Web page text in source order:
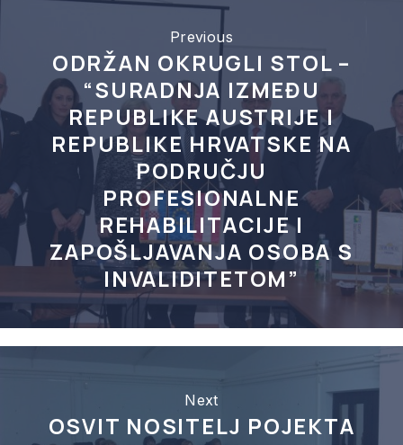
Previous
ODRŽAN OKRUGLI STOL –
“SURADNJA IZMEĐU
REPUBLIKE AUSTRIJE I
REPUBLIKE HRVATSKE NA
PODRUČJU
PROFESIONALNE
REHABILITACIJE I
ZAPOŠLJAVANJA OSOBA S
INVALIDITETOM”
Next
OSVIT NOSITELJ POJEKTA